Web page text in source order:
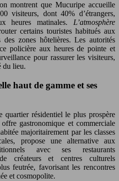
montrent que Mucuripe accueille
visiteurs, dont 40% d’étrangers,
heures matinales. L’atmosphère
certains touristes habitués aux
des zones hôtelières. Les autorités
policière aux heures de pointe et
pour rassurer les visiteurs,
du lieu.
haut de gamme et ses
quartier résidentiel le plus prospère
gastronomique et commerciale
majoritairement par les classes
propose une alternative aux
avec ses restaurants
créateurs et centres culturels
feutrée, favorisant les rencontres
et cosmopolite.